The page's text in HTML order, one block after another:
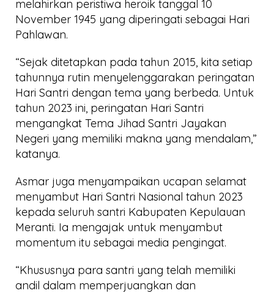
melahirkan peristiwa heroik tanggal 10
November 1945 yang diperingati sebagai Hari
Pahlawan.
“Sejak ditetapkan pada tahun 2015, kita setiap
tahunnya rutin menyelenggarakan peringatan
Hari Santri dengan tema yang berbeda. Untuk
tahun 2023 ini, peringatan Hari Santri
mengangkat Tema Jihad Santri Jayakan
Negeri yang memiliki makna yang mendalam,”
katanya.
Asmar juga menyampaikan ucapan selamat
menyambut Hari Santri Nasional tahun 2023
kepada seluruh santri Kabupaten Kepulauan
Meranti. Ia mengajak untuk menyambut
momentum itu sebagai media pengingat.
“Khususnya para santri yang telah memiliki
andil dalam memperjuangkan dan